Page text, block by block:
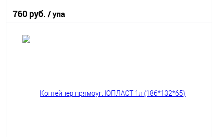
760 руб. / упа